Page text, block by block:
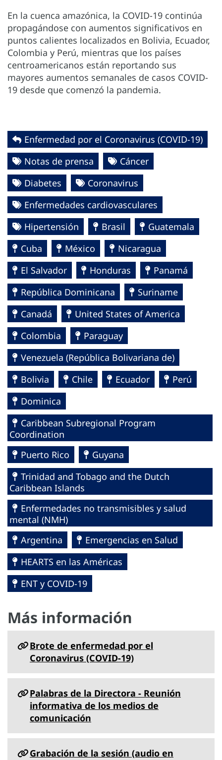
En la cuenca amazónica, la COVID-19 continúa
propagándose con aumentos significativos en
puntos calientes localizados en Bolivia, Ecuador,
Colombia y Perú, mientras que los países
centroamericanos están reportando sus
mayores aumentos semanales de casos COVID-
19 desde que comenzó la pandemia.
Enfermedad por el Coronavirus ‎‎(COVID-19)‎
Notas de prensa
Cáncer
Diabetes
Coronavirus
Enfermedades cardiovasculares
Hipertensión
Brasil
Guatemala
Cuba
México
Nicaragua
El Salvador
Honduras
Panamá
República Dominicana
Suriname
Canadá
United States of America
Colombia
Paraguay
Venezuela (República Bolivariana de)
Bolivia
Chile Ecuador
Perú
Dominica
Caribbean Subregional Program
Coordination
Puerto Rico
Guyana
Trinidad and Tobago and the Dutch
Caribbean Islands
Enfermedades no transmisibles y salud
mental (NMH)
Argentina
Emergencias en Salud
HEARTS en las Américas
ENT y COVID-19
Más información
Brote de enfermedad por el
Coronavirus ‎‎(COVID-19)
Palabras de la Directora - Reunión
informativa de los medios de
comunicación
Grabación de la sesión (audio en